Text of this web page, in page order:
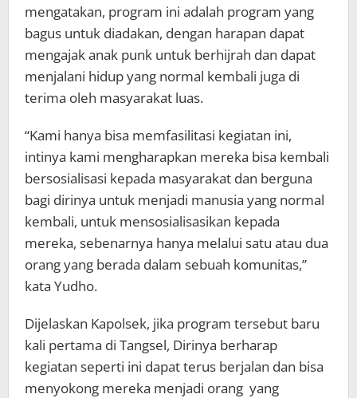
mengatakan, program ini adalah program yang
bagus untuk diadakan, dengan harapan dapat
mengajak anak punk untuk berhijrah dan dapat
menjalani hidup yang normal kembali juga di
terima oleh masyarakat luas.
“Kami hanya bisa memfasilitasi kegiatan ini,
intinya kami mengharapkan mereka bisa kembali
bersosialisasi kepada masyarakat dan berguna
bagi dirinya untuk menjadi manusia yang normal
kembali, untuk mensosialisasikan kepada
mereka, sebenarnya hanya melalui satu atau dua
orang yang berada dalam sebuah komunitas,”
kata Yudho.
Dijelaskan Kapolsek, jika program tersebut baru
kali pertama di Tangsel, Dirinya berharap
kegiatan seperti ini dapat terus berjalan dan bisa
menyokong mereka menjadi orang yang